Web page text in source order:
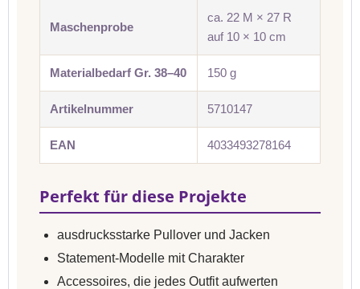
Maschenprobe
ca. 22 M × 27 R
auf 10 × 10 cm
Materialbedarf Gr. 38–40 150 g
Artikelnummer 5710147
EAN 4033493278164
Perfekt für diese Projekte
ausdrucksstarke Pullover und Jacken
Statement-Modelle mit Charakter
Accessoires, die jedes Outfit aufwerten